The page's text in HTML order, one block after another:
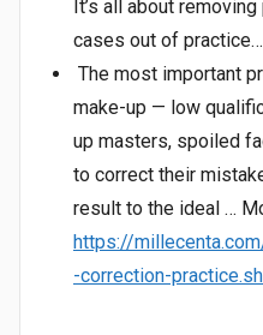
It’s all about
cases out of
The most important
make-up — low
up masters, spoiled
to correct their
result to the ideal …
https://
-correction-